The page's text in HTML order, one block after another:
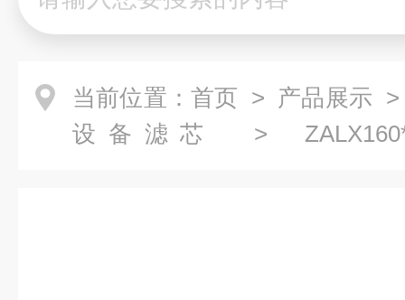
当前位置： 首页 > 产品展示
设备滤芯
>